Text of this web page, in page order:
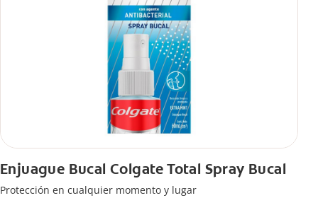
Enjuague Bucal Colgate Total Spray Bucal
Protección en cualquier momento y lugar